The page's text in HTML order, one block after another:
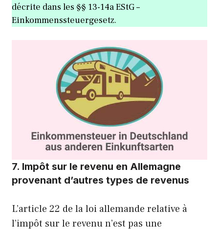
décrite dans les §§ 13-14a EStG –
Einkommenssteuergesetz.
7. Impôt sur le revenu en Allemagne
provenant d’autres types de revenus
L’article 22 de la loi allemande relative à
l’impôt sur le revenu n’est pas une